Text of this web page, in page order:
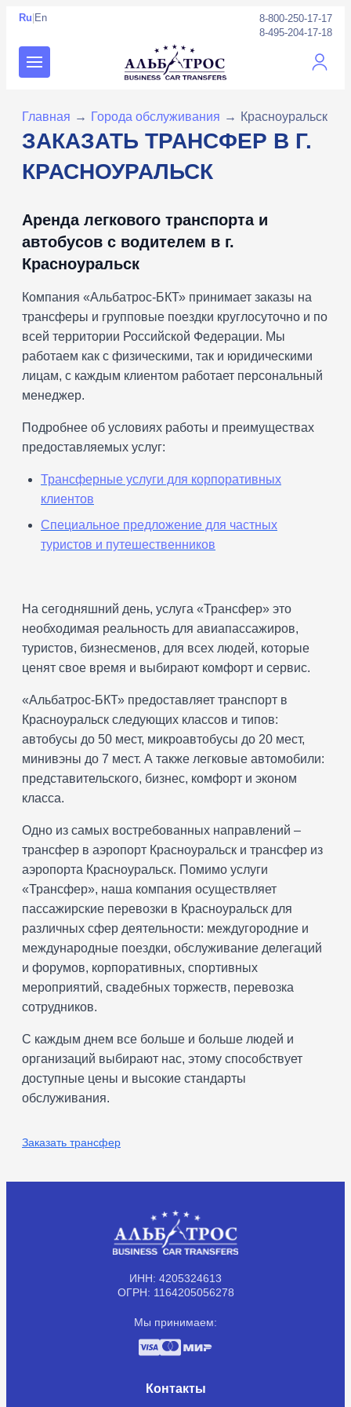
Ru En
8-800-250-17-17
8-495-204-17-18
Главная → Города обслуживания → Красноуральск
ЗАКАЗАТЬ ТРАНСФЕР В Г.
КРАСНОУРАЛЬСК
Аренда легкового транспорта и
автобусов с водителем в г.
Красноуральск
Компания «Альбатрос-БКТ» принимает заказы на
трансферы и групповые поездки круглосуточно и по
всей территории Российской Федерации. Мы
работаем как с физическими, так и юридическими
лицам, с каждым клиентом работает персональный
менеджер.
Подробнее об условиях работы и преимуществах
предоставляемых услуг:
Трансферные услуги для корпоративных
клиентов
Специальное предложение для частных
туристов и путешественников
На сегодняшний день, услуга «Трансфер» это
необходимая реальность для авиапассажиров,
туристов, бизнесменов, для всех людей, которые
ценят свое время и выбирают комфорт и сервис.
«Альбатрос-БКТ» предоставляет транспорт в
Красноуральск следующих классов и типов:
автобусы до 50 мест, микроавтобусы до 20 мест,
минивэны до 7 мест. А также легковые автомобили:
представительского, бизнес, комфорт и эконом
класса.
Одно из самых востребованных направлений –
трансфер в аэропорт Красноуральск и трансфер из
аэропорта Красноуральск. Помимо услуги
«Трансфер», наша компания осуществляет
пассажирские перевозки в Красноуральск для
различных сфер деятельности: междугородние и
международные поездки, обслуживание делегаций
и форумов, корпоративных, спортивных
мероприятий, свадебных торжеств, перевозка
сотрудников.
С каждым днем все больше и больше людей и
организаций выбирают нас, этому способствует
доступные цены и высокие стандарты
обслуживания.
Заказать трансфер
ИНН: 4205324613
ОГРН: 1164205056278
Мы принимаем:
Контакты